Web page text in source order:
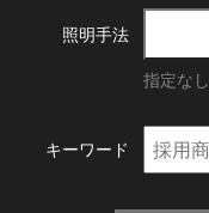
照明手法
指定なし
キーワード